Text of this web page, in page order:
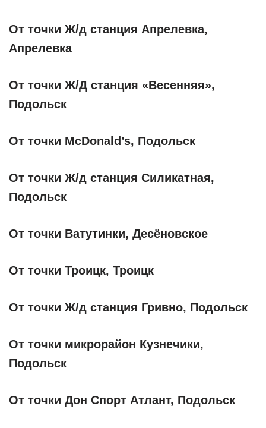
От точки Ж/д станция Апрелевка,
Апрелевка
От точки Ж/Д станция «Весенняя»,
Подольск
От точки McDonald’s, Подольск
От точки Ж/д станция Силикатная,
Подольск
От точки Ватутинки, Десёновское
От точки Троицк, Троицк
От точки Ж/д станция Гривно, Подольск
От точки микрорайон Кузнечики,
Подольск
От точки Дон Спорт Атлант, Подольск